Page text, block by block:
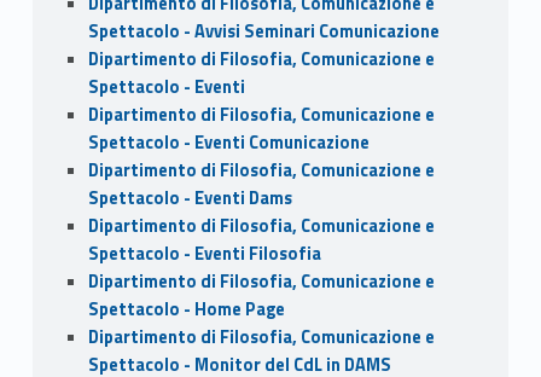
Spettacolo - Avvisi Seminari Comunicazione
Dipartimento di Filosofia, Comunicazione e
Spettacolo - Eventi
Dipartimento di Filosofia, Comunicazione e
Spettacolo - Eventi Comunicazione
Dipartimento di Filosofia, Comunicazione e
Spettacolo - Eventi Dams
Dipartimento di Filosofia, Comunicazione e
Spettacolo - Eventi Filosofia
Dipartimento di Filosofia, Comunicazione e
Spettacolo - Home Page
Dipartimento di Filosofia, Comunicazione e
Spettacolo - Monitor del CdL in DAMS